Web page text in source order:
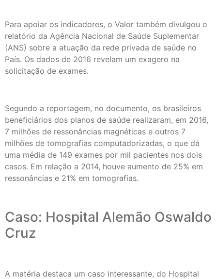
Para apoiar os indicadores, o Valor também divulgou o
relatório da Agência Nacional de Saúde Suplementar
(ANS) sobre a atuação da rede privada de saúde no
País. Os dados de 2016 revelam um exagero na
solicitação de exames.
Segundo a reportagem, no documento, os brasileiros
beneficiários dos planos de saúde realizaram, em 2016,
7 milhões de ressonâncias magnéticas e outros 7
milhões de tomografias computadorizadas, o que dá
uma média de 149 exames por mil pacientes nos dois
casos. Em relação a 2014, houve aumento de 25% em
ressonâncias e 21% em tomografias.
Caso: Hospital Alemão Oswaldo
Cruz
A matéria destaca um caso interessante, do Hospital